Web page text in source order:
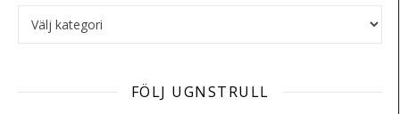
FÖLJ UGNSTRULL